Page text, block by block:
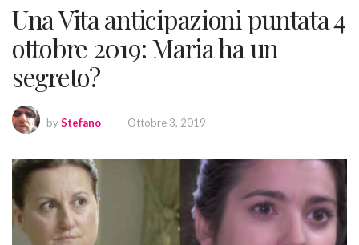
Una Vita anticipazioni puntata 4
ottobre 2019: Maria ha un
segreto?
byStefano Ottobre 3, 2019